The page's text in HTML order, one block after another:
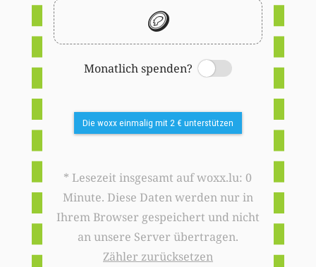
🪙
Monatlich spenden?
Switch
Die woxx einmalig mit 2 € unterstützen
* Lesezeit insgesamt auf woxx.lu: 0
Minute. Diese Daten werden nur in
Ihrem Browser gespeichert und nicht
an unsere Server übertragen.
Zähler zurücksetzen